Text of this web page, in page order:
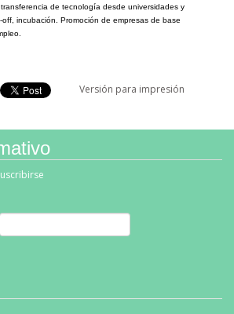
de tecnología desde universidades y
incubación. Promoción de empresas de base
Linkedin Share Button
Versión para impresión